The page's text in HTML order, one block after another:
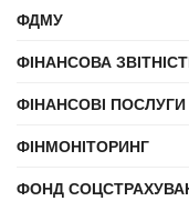
ФДМУ
ФІНАНСОВА
ФІНАНСОВІ ПОСЛУГИ
ФІНМОНІТОРИНГ
ФОНД